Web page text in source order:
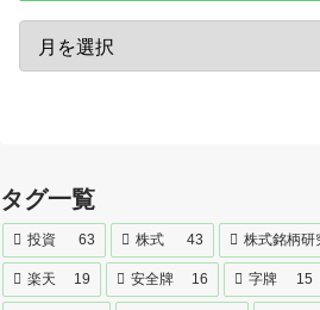
タグ一覧
投資 63 株式 43 株式銘柄研
楽天 19 安全牌 16 字牌 15